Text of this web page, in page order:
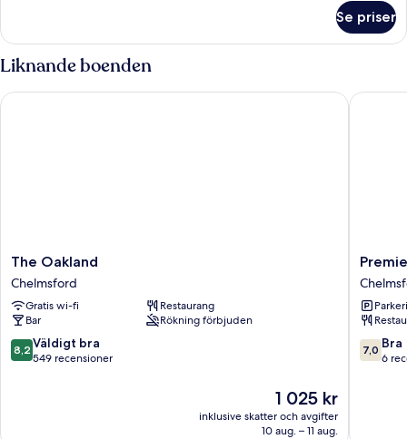
Se priser
Liknande boenden
The
Oakland
Chelmsford
The Oakland
Chelmsford
Gratis wi-fi
Restaurang
Bar
Rökning förbjuden
8.2
av
8,2 Väldigt bra
549 recensioner
Priset
1 025 kr
1 025 kr
inklusive skatter och avgifter
10 aug. – 11 aug.
The Oakland
Premier
Inn
-
7.0
av
7,0 Bra
6
Premier